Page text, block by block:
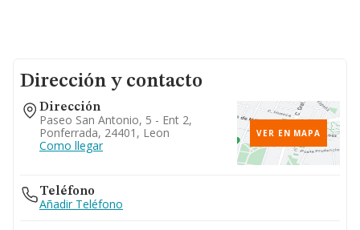
Dirección y contacto
Dirección
Paseo San Antonio, 5 - Ent 2,
Ponferrada, 24401, Leon
Como llegar
VER EN MAPA
Teléfono
Añadir Teléfono